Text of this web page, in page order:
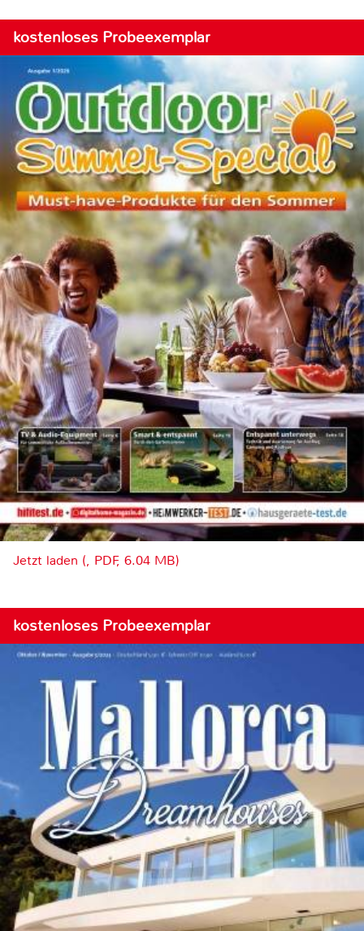
kostenloses Probeexemplar
Jetzt laden (, PDF, 6.04 MB)
kostenloses Probeexemplar